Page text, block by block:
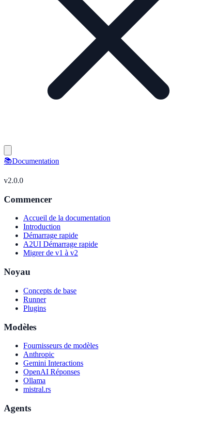
📚Documentation
v2.0.0
Commencer
Accueil de la documentation
Introduction
Démarrage rapide
A2UI Démarrage rapide
Migrer de v1 à v2
Noyau
Concepts de base
Runner
Plugins
Modèles
Fournisseurs de modèles
Anthropic
Gemini Interactions
OpenAI Réponses
Ollama
mistral.rs
Agents